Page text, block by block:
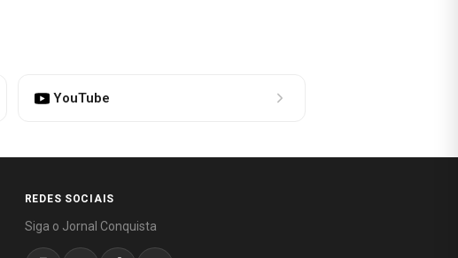
YouTube
REDES SOCIAIS
Siga o Jornal Conquista